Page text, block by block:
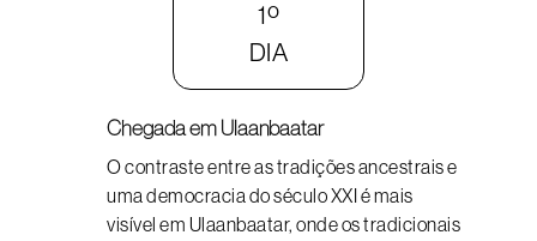
1º
DIA
Chegada em Ulaanbaatar
O contraste entre as tradições ancestrais e
uma democracia do século XXI é mais
visível em Ulaanbaatar, onde os tradicionais